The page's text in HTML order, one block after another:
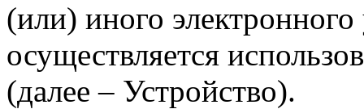
(или) иного электронного
осуществляется
(далее – Устройство).